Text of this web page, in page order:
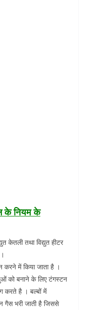
के नियम के
केतली तथा विद्युत हीटर
करने में किया जाता है ।
को बनाने के लिए टंगस्टन
करते है । बल्बों में
गैस भरी जाती है जिससे